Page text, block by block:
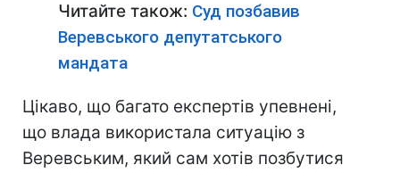
Читайте також: Суд позбавив
Веревського депутатського
мандата
Цікаво, що багато експертів упевнені,
що влада використала ситуацію з
Веревським, який сам хотів позбутися